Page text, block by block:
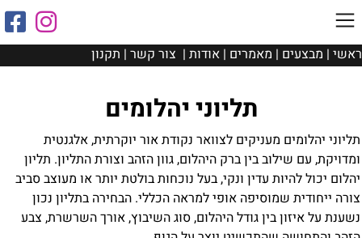
ראשי | מבצעים | מאמרים | אודות | צור קשר | תקנון
תליוני יהלומים
תליוני יהלומים מעניקים לצוואר נקודת אור יוקרתית, אלגנטית
ומדויקת, עם שילוב בין ברק היהלום, גוון הזהב וצורת התליון. תליון
יהלום יכול להיות עדין ונקי, בעל נוכחות בולטת יותר או מעוצב סביב
צורה ייחודית שמוסיפה אופי למראה הכללי. הבחירה בתליון נכון
נשענת על איזון בין גודל היהלום, סוג השיבוץ, אורך השרשרת, צבע